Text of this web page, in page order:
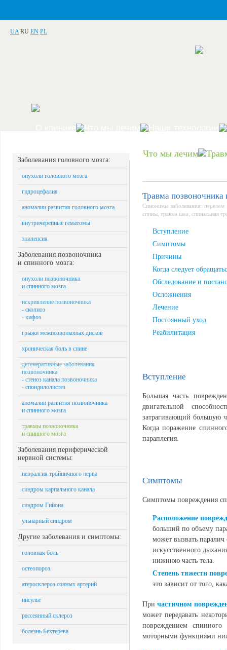
UA RU EN PL
Что мы лечим
Травма позвоночника
Синонимы заболевания:
спины, травма шеи, спинальная
Вступление
Симптомы
Причины
Когда следует
Обследование и
Осложнения
Лечение
Постоянный уход
Реабилитация
Вступление
Большая часть
двигательной
затрагивающий большую
Когда поражение
параплегия.
Симптомы
Симптомы повреждения
Расположение
больший по объему
может вызвать
искусственного
нижнюю часть тела.
Степень тяжести
это зависит от того,
При частичном
может передавать
повреждением спинного
моторными функциями
Заболевания головного мозга:
опухоли головного мозга
гидроцефалия
аномалии развития головного мозга
внутричерепные гематомы
эпилепсия
Заболевания позвоночника
и спинного мозга:
опухоли позвоночника
и спинного мозга
искривление позвоночника
- сколиоз
- кифоз
грыжи межпозвонковых дисков
хроническая боль в спине
дегенеративные заболевания
позвоночника
- стеноз канала позвоночника
- спондилолистез
аномалии развития позвоночника
и спинного мозга
травмы позвоночника
и спинного мозга
Заболевания периферической
нервной системы:
невралгия тройничного нерва
синдром карпального канала
синдром Гийона
ульнарный синдром
Другие заболевания и симптомы:
головная боль
остеопороз
атеросклероз сонных артерий
инсульт
рассеянный склероз
болезнь Бехтерева